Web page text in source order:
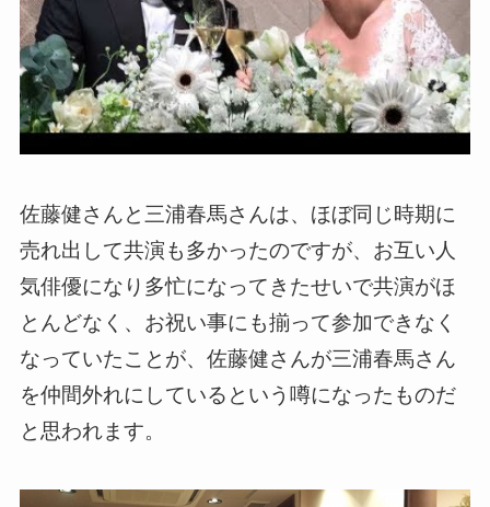
佐藤健さんと三浦春馬さんは、ほぼ同じ時期に
売れ出して共演も多かったのですが、お互い人
気俳優になり多忙になってきたせいで共演がほ
とんどなく、お祝い事にも揃って参加できなく
なっていたことが、佐藤健さんが三浦春馬さん
を仲間外れにしているという噂になったものだ
と思われます。